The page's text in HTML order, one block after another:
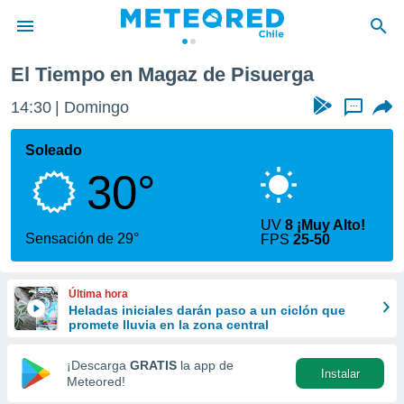
de
por
que se
calidad.
a este
las
y
forma
digital
basada
El Tiempo en Magaz de Pisuerga
14:30 Domingo ...
Soleado
30°
Sensación de 29°
UV8 ¡Muy Alto!
FPS25-50
Última hora
Heladas iniciales darán paso a un ciclón que
promete lluvia en la zona central
¡Descarga GRATIS la app de
Meteored!
Instalar